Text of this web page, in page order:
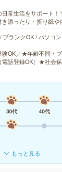
日常生活をサポート
き添ったり・折り紙
ブランクOK / パソコ
験OK／★年齢不問・
電話登録OK）★社会
30代 40代
もっと見る